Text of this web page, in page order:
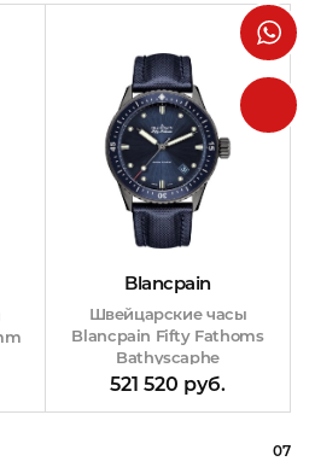
Blancpain
Швейцарские часы
Blancpain Fifty Fathoms
Bathyscaphe
521 520 руб.
07